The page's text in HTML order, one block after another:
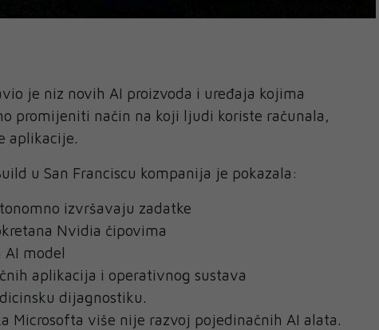
je niz novih AI proizvoda i uređaja kojima
promijeniti način na koji ljudi koriste računala,
aplikacije.
u San Franciscu kompanija je pokazala:
izvršavaju zadatke
Nvidia čipovima
model
aplikacija i operativnog sustava
dijagnostiku.
Microsofta više nije razvoj pojedinačnih AI alata.